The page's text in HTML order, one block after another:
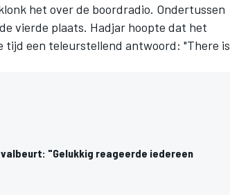
het over de boordradio. Ondertussen
vierde plaats. Hadjar hoopte dat het
tijd een teleurstellend antwoord: "There is
"Gelukkig reageerde iedereen